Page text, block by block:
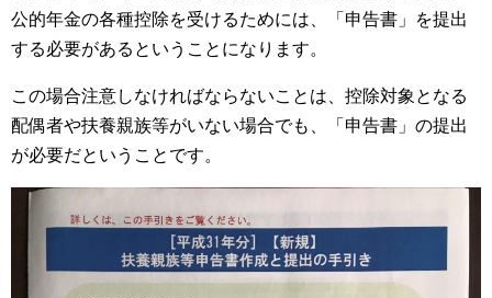
公的年金の各種控除を受けるためには、「申告書」を提出
する必要があるということになります。
この場合注意しなければならないことは、控除対象となる
配偶者や扶養親族等がいない場合でも、「申告書」の提出
が必要だということです。